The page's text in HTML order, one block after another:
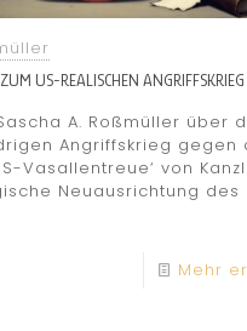
US-REALISCHEN ANGRIFFSKRIEG
A. Roßmüller über
Angriffskrieg gegen
Vasallentreue‘ von
Neuausrichtung des
Mehr